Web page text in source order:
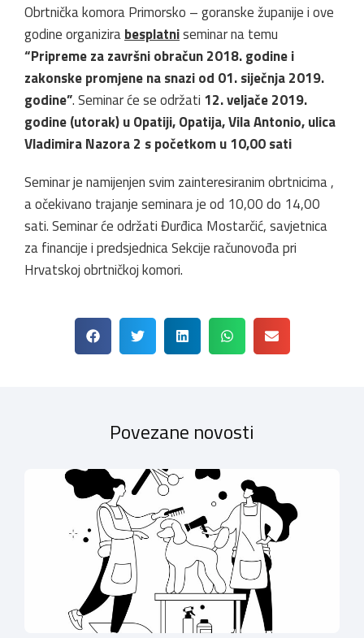
Obrtnička komora Primorsko – goranske županije i ove
godine organizirabesplatniseminar na temu
“Pripreme za završni obračun 2018. godine i
zakonske promjene na snazi od 01. siječnja 2019.
godine”. Seminar će se održati 12. veljače 2019.
godine (utorak) u Opatiji, Opatija, Vila Antonio, ulica
Vladimira Nazora 2 s početkom u 10,00 sati
Seminar je namijenjen svim zainteresiranim obrtnicima ,
a očekivano trajanje seminara je od 10,00 do 14,00
sati. Seminar će održati Đurđica Mostarčić, savjetnica
za financije i predsjednica Sekcije računovođa pri
Hrvatskoj obrtničkoj komori.
Povezane novosti